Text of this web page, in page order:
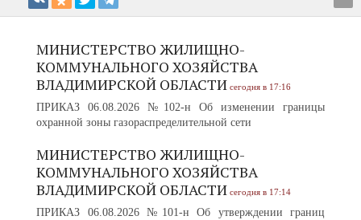
МИНИСТЕРСТВО ЖИЛИЩНО-
КОММУНАЛЬНОГО ХОЗЯЙСТВА
ВЛАДИМИРСКОЙ ОБЛАСТИ сегодня в 17:16
ПРИКАЗ 06.08.2026 №102-н Об изменении границы
охранной зоны газораспределительной сети
МИНИСТЕРСТВО ЖИЛИЩНО-
КОММУНАЛЬНОГО ХОЗЯЙСТВА
ВЛАДИМИРСКОЙ ОБЛАСТИ сегодня в 17:14
ПРИКАЗ 06.08.2026 №101-н Об утверждении границ